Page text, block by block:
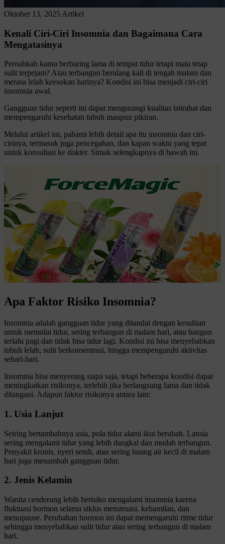
Oktober 13, 2025 Artikel
Kenali Ciri-Ciri Insomnia dan Bagaimana Cara
Mengatasinya
Pernahkah kamu berbaring lama di tempat tidur tetapi mata tetap
sulit terpejam? Atau terbangun berulang kali di tengah malam dan
merasa lelah keesokan harinya? Kondisi ini bisa menjadi ciri-ciri
insomnia awal.
Gangguan tidur seperti ini dapat mengurangi kualitas istirahat dan
mempengaruhi kesehatan tubuh maupun pikiran.
Melalui artikel ini, pahami lebih detail apa itu insomnia dan ciri-
cirinya, termasuk juga pencegahan, dan kapan waktu yang tepat
untuk konsultasi ke dokter. Simak selengkapnya di bawah ini.
Apa Faktor Risiko Insomnia?
Insomnia adalah gangguan tidur yang ditandai dengan kesulitan
untuk memulai tidur, sering terbangun di malam hari, atau bangun
terlalu pagi dan tidak bisa tidur lagi. Kondisi ini bisa menyebabkan
tubuh lelah, sulit berkonsentrasi, hingga mempengaruhi aktivitas
sehari-hari.
Insomnia bisa menyerang siapa saja, tetapi beberapa kondisi dapat
meningkatkan risikonya, terlebih jika berlangsung lama dan tidak
ditangani. Adapun faktor risikonya antara lain:
1. Usia Lanjut
Seiring bertambahnya usia, pola tidur alami ikut berubah. Lansia
sering mengalami tidur yang lebih dangkal dan mudah terbangun.
Penyakit kronis, nyeri sendi, atau sering buang air kecil di malam
hari juga menambah gangguan tidur.
2. Jenis Kelamin
Wanita cenderung lebih berisiko mengalami insomnia karena
fluktuasi hormon selama siklus menstruasi, kehamilan, dan
menopause. Perubahan hormon ini dapat memengaruhi ritme tidur
sehingga menyebabkan sulit tidur atau sering terbangun di malam
hari.